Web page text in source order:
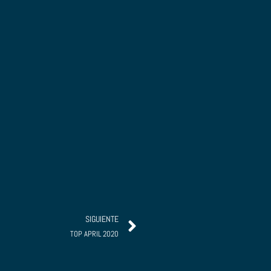
SIGUIENTE
TOP APRIL 2020